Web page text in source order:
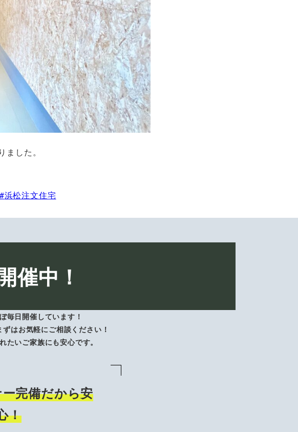
した。
浜松注文住宅
催中！
毎日開催しています！
はお気軽にご相談ください！
いご家族にも安心です。
完備だから安
！